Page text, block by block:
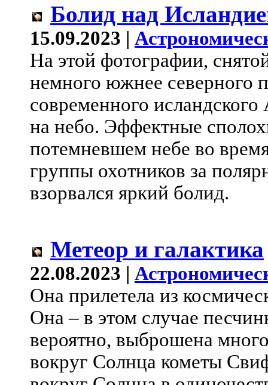
Болид над
15.09.2023 |
На этой фотографии,
немного южнее северного
современного
на небо. Эффектные
потемневшем небе во
группы охотников за
взорвался яркий болид.
Метеор и галактика
22.08.2023 |
Она прилетела из
Она – в этом случае
вероятно, выброшена
вокруг Солнца кометы